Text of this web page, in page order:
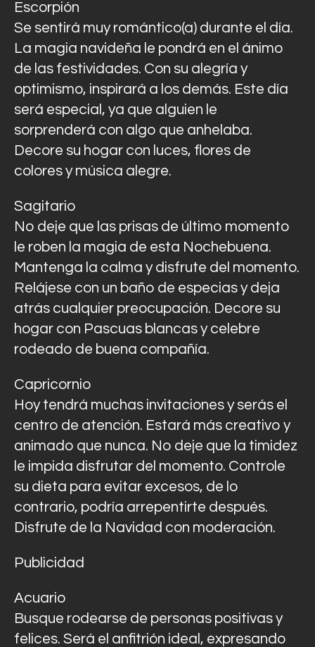
Escorpión
Se sentirá muy romántico(a) durante el día.
La magia navideña le pondrá en el ánimo
de las festividades. Con su alegría y
optimismo, inspirará a los demás. Este día
será especial, ya que alguien le
sorprenderá con algo que anhelaba.
Decore su hogar con luces, flores de
colores y música alegre.
Sagitario
No deje que las prisas de último momento
le roben la magia de esta Nochebuena.
Mantenga la calma y disfrute del momento.
Relájese con un baño de especias y deja
atrás cualquier preocupación. Decore su
hogar con Pascuas blancas y celebre
rodeado de buena compañía.
Capricornio
Hoy tendrá muchas invitaciones y serás el
centro de atención. Estará más creativo y
animado que nunca. No deje que la timidez
le impida disfrutar del momento. Controle
su dieta para evitar excesos, de lo
contrario, podría arrepentirte después.
Disfrute de la Navidad con moderación.
Publicidad
Acuario
Busque rodearse de personas positivas y
felices. Será el anfitrión ideal, expresando